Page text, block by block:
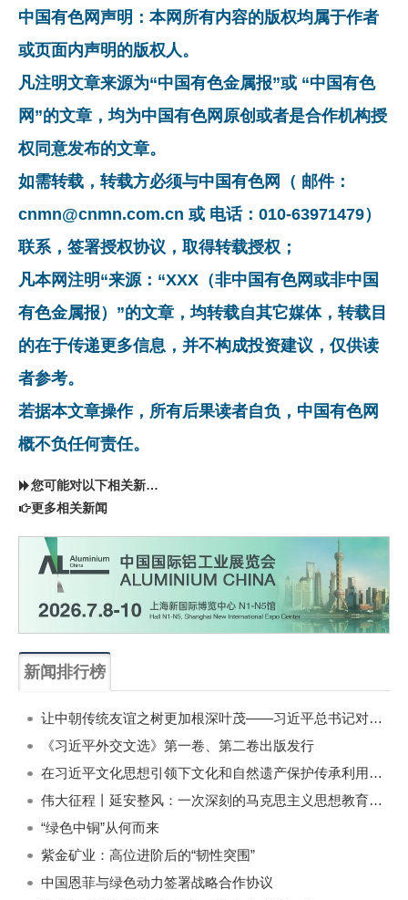
中国有色网声明：本网所有内容的版权均属于作者
或页面内声明的版权人。
凡注明文章来源为“中国有色金属报”或 “中国有色
网”的文章，均为中国有色网原创或者是合作机构授
权同意发布的文章。
如需转载，转载方必须与中国有色网（ 邮件：
cnmn@cnmn.com.cn 或 电话：010-63971479）
联系，签署授权协议，取得转载授权；
凡本网注明“来源：“XXX（非中国有色网或非中国
有色金属报）”的文章，均转载自其它媒体，转载目
的在于传递更多信息，并不构成投资建议，仅供读
者参考。
若据本文章操作，所有后果读者自负，中国有色网
概不负任何责任。
您可能对以下相关新闻同样感兴趣
更多相关新闻
新闻排行榜
让中朝传统友谊之树更加根深叶茂——习近平总书记对朝鲜进行国事访问纪实
《习近平外交文选》第一卷、第二卷出版发行
在习近平文化思想引领下文化和自然遗产保护传承利用工作开创新局面
伟大征程丨延安整风：一次深刻的马克思主义思想教育运动
“绿色中铜”从何而来
紫金矿业：高位进阶后的“韧性突围”
中国恩菲与绿色动力签署战略合作协议